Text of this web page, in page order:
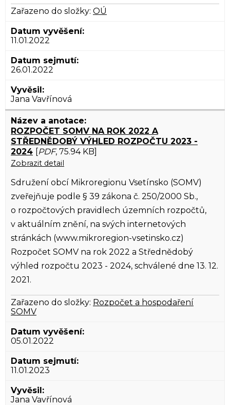
Zařazeno do složky: OÚ
11.01.2022
26.01.2022
Jana Vavřínová
ROZPOČET SOMV NA ROK 2022 A
STŘEDNĚDOBÝ VÝHLED ROZPOČTU 2023 -
2024 [PDF, 75.94 KB]
Zobrazit detail
Sdružení obcí Mikroregionu Vsetínsko (SOMV)
zveřejňuje podle § 39 zákona č. 250/2000 Sb.,
o rozpočtových pravidlech územních rozpočtů,
v aktuálním znění, na svých internetových
stránkách (www.mikroregion-vsetinsko.cz)
Rozpočet SOMV na rok 2022 a Střednědobý
výhled rozpočtu 2023 - 2024, schválené dne 13. 12.
2021.
Zařazeno do složky: Rozpočet a hospodaření
SOMV
05.01.2022
11.01.2023
Jana Vavřínová